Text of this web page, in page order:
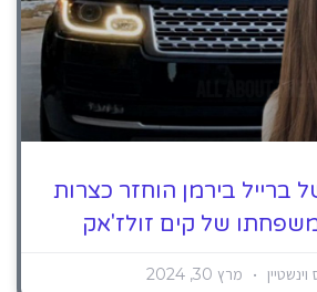
ברייל בירמן הוחזר כצרות
של קים זולז'אק
וינשטיין מרץ 30, 2024